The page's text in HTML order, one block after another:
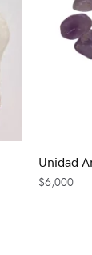
Unidad
$6,000